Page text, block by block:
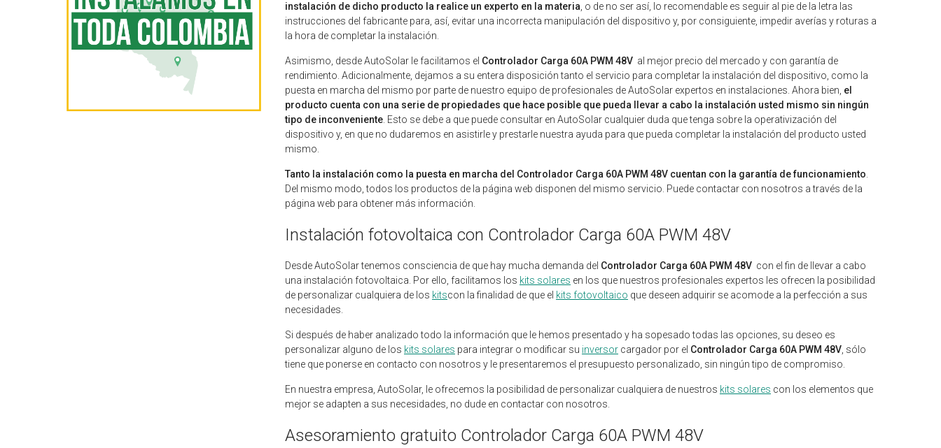
instalación de dicho producto la realice un experto en la materia, o de no ser así, lo recomendable es seguir al pie de la letra las
instrucciones del fabricante para, así, evitar una incorrecta manipulación del dispositivo y, por consiguiente, impedir averías y roturas a
la hora de completar la instalación.
Asimismo, desde AutoSolar le facilitamos el Controlador Carga 60A PWM 48V al mejor precio del mercado y con garantía de
rendimiento. Adicionalmente, dejamos a su entera disposición tanto el servicio para completar la instalación del dispositivo, como la
puesta en marcha del mismo por parte de nuestro equipo de profesionales de AutoSolar expertos en instalaciones. Ahora bien, el
producto cuenta con una serie de propiedades que hace posible que pueda llevar a cabo la instalación usted mismo sin ningún
tipo de inconveniente. Esto se debe a que puede consultar en AutoSolar cualquier duda que tenga sobre la operativización del
dispositivo y, en que no dudaremos en asistirle y prestarle nuestra ayuda para que pueda completar la instalación del producto usted
mismo.
Tanto la instalación como la puesta en marcha del Controlador Carga 60A PWM 48V cuentan con la garantía de funcionamiento.
Del mismo modo, todos los productos de la página web disponen del mismo servicio. Puede contactar con nosotros a través de la
página web para obtener más información.
Instalación fotovoltaica con Controlador Carga 60A PWM 48V
Desde AutoSolar tenemos consciencia de que hay mucha demanda del Controlador Carga 60A PWM 48V con el fin de llevar a cabo
una instalación fotovoltaica. Por ello, facilitamos los kits solares en los que nuestros profesionales expertos les ofrecen la posibilidad
de personalizar cualquiera de los kitscon la finalidad de que el kits fotovoltaico que deseen adquirir se acomode a la perfección a sus
necesidades.
Si después de haber analizado todo la información que le hemos presentado y ha sopesado todas las opciones, su deseo es
personalizar alguno de los kits solares para integrar o modificar su inversor cargador por el Controlador Carga 60A PWM 48V , sólo
tiene que ponerse en contacto con nosotros y le presentaremos el presupuesto personalizado, sin ningún tipo de compromiso.
En nuestra empresa, AutoSolar, le ofrecemos la posibilidad de personalizar cualquiera de nuestros kits solares con los elementos que
mejor se adapten a sus necesidades, no dude en contactar con nosotros.
Asesoramiento gratuito Controlador Carga 60A PWM 48V